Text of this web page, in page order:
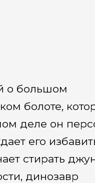
о большом
болоте,
деле он
его
стирать
динозавр